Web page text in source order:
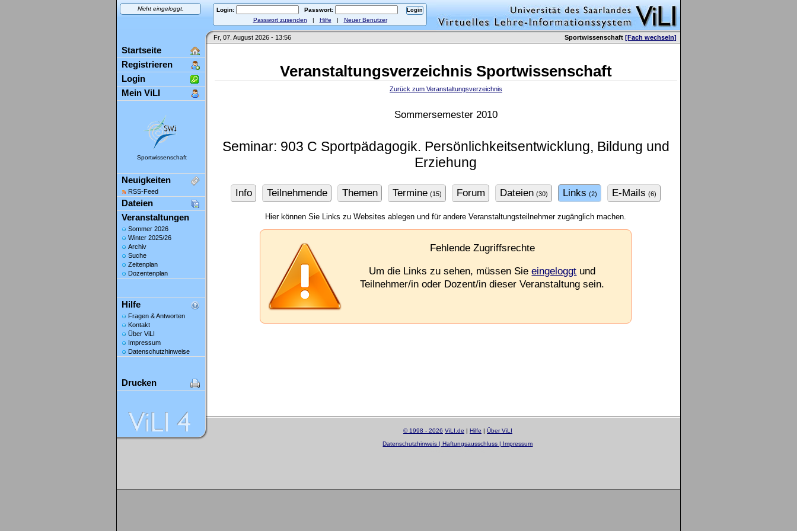
Nicht eingeloggt. Login:
Passwort:
Passwort zusenden | Hilfe | Neuer Benutzer
Fr, 07. August 2026 - 13:56 Sportwissenschaft [Fach wechseln]
Startseite
Registrieren
Login
Mein ViLI
Sportwissenschaft
Neuigkeiten
RSS-Feed
Dateien
Veranstaltungen
Sommer 2026
Winter 2025/26
Archiv
Suche
Zeitenplan
Dozentenplan
Hilfe
Fragen & Antworten
Kontakt
Über ViLI
Impressum
Datenschutzhinweise
Drucken
Veranstaltungsverzeichnis Sportwissenschaft
Zurück zum Veranstaltungsverzeichnis
Sommersemester 2010
Seminar: 903 C Sportpädagogik. Persönlichkeitsentwicklung, Bildung und
Erziehung
Info Teilnehmende Themen Termine (15) Forum Dateien (30) Links (2) E-Mails (6)
Hier können Sie Links zu Websites ablegen und für andere Veranstaltungsteilnehmer zugänglich machen.
Fehlende Zugriffsrechte
Um die Links zu sehen, müssen Sieeingeloggt und
Teilnehmer/in oder Dozent/in dieser Veranstaltung sein.
© 1998 - 2026 ViLI.de | Hilfe | Über ViLI
Datenschutzhinweis | Haftungsausschluss | Impressum